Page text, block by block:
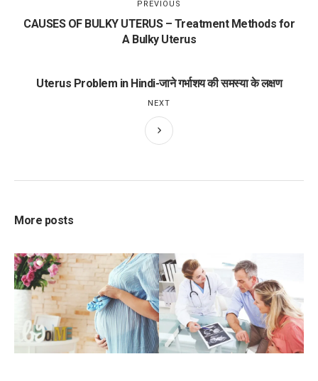
CAUSES OF BULKY UTERUS – Treatment Methods for
A Bulky Uterus
PREVIOUS
Uterus Problem in Hindi-जाने गर्भाशय की समस्या के लक्षण
NEXT
More posts
NOVEMBER 10, 2015
Top IVF doctors in
Delhi || IVF Doctors
in Delhi
IVF-ICSI-IUI AT
MCUREFERTILITY
NOVEMBER 23, 2015
Prenatal genetic
screening (PGS)
and prenatal
genetic diagnosis
(PGD).